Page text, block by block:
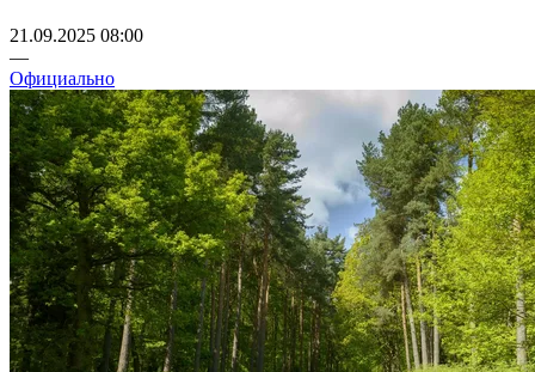
21.09.2025 08:00
—
Официально